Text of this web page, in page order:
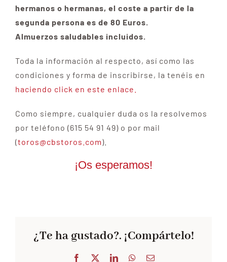
hermanos o hermanas, el coste a partir de la
segunda persona es de 80 Euros.
Almuerzos saludables incluidos.
Toda la información al respecto, así como las
condiciones y forma de inscribirse, la tenéis en
haciendo click en este enlace.
Como siempre, cualquier duda os la resolvemos
por teléfono (615 54 91 49) o por mail
(toros@cbstoros.com).
¡Os esperamos!
¿Te ha gustado?. ¡Compártelo!
Facebook LinkedInWhatsApp
Correo